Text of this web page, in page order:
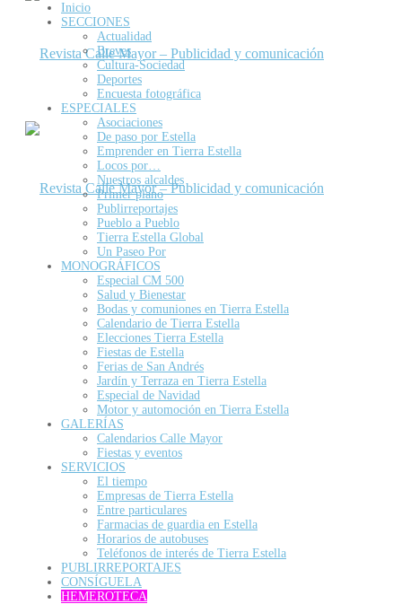
Inicio
SECCIONES
Actualidad
Breves
Cultura-Sociedad
Deportes
Encuesta fotográfica
ESPECIALES
Asociaciones
De paso por Estella
Emprender en Tierra Estella
Locos por…
Nuestros alcaldes
Primer plano
Publirreportajes
Pueblo a Pueblo
Tierra Estella Global
Un Paseo Por
MONOGRÁFICOS
Especial CM 500
Salud y Bienestar
Bodas y comuniones en Tierra Estella
Calendario de Tierra Estella
Elecciones Tierra Estella
Fiestas de Estella
Ferias de San Andrés
Jardín y Terraza en Tierra Estella
Especial de Navidad
Motor y automoción en Tierra Estella
GALERÍAS
Calendarios Calle Mayor
Fiestas y eventos
SERVICIOS
El tiempo
Empresas de Tierra Estella
Entre particulares
Farmacias de guardia en Estella
Horarios de autobuses
Teléfonos de interés de Tierra Estella
PUBLIRREPORTAJES
CONSÍGUELA
HEMEROTECA